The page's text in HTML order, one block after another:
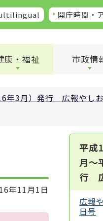
開庁時間・
康・福祉 市政情
年3月）発行 広報やしお
年11月1日
平成
月～
行
広報
日号